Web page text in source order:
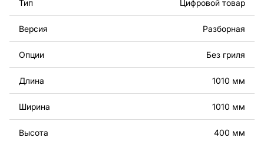
изделие самостоятельно. Чертежи созданы с учетом
могли наслаждаться процессом работы над вашим
Вы можете использовать файлы для создания
готовых изделий как для личного, так и для
коммерческого использования, включая продажу
готовых изделий, изготовленных по этим чертежам.
Подчеркиваем, что перепродажа и распространение
этих оригинальных или отредактированных файлов
Тип Цифровой товар
Версия Разборная
Опции Без гриля
Длина 1010 мм
Ширина 1010 мм
Высота 400 мм